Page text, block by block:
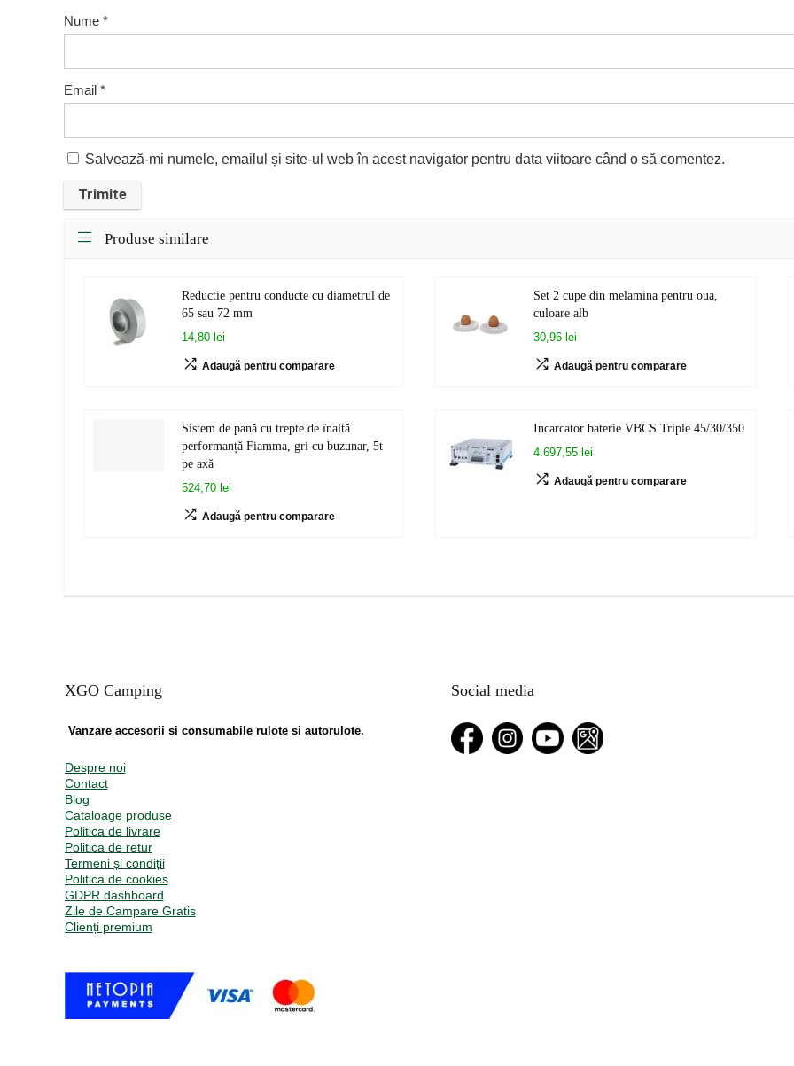
Nume *
Email *
Salvează-mi numele, emailul și site-ul web în acest navigator pentru data viitoare când o să comentez.
Produse similare
Reductie pentru conducte cu diametrul de
65 sau 72 mm
14,80 lei
Adaugă pentru comparare
Set 2 cupe din melamina pentru oua,
culoare alb
30,96 lei
Adaugă pentru comparare
Sistem de pană cu trepte de înaltă
performanță Fiamma, gri cu buzunar, 5t
pe axă
524,70 lei
Adaugă pentru comparare
Incarcator baterie VBCS Triple 45/30/350
4.697,55 lei
Adaugă pentru comparare
XGO Camping
Vanzare accesorii si consumabile rulote si autorulote.
Despre noi
Contact
Blog
Cataloage produse
Politica de livrare
Politica de retur
Termeni și condiții
Politica de cookies
GDPR dashboard
Zile de Campare Gratis
Clienți premium
Social media